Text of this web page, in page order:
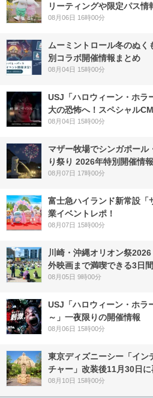
リーティングや限定パス情
08月06日 16時00分
ムーミントロール冬のぬ
別コラボ開催情報まとめ
08月04日 15時00分
USJ「ハロウィーン・ホラ
大の恐怖へ！スペシャル
08月04日 15時00分
マザー牧場でシンガポー
り祭り 2026年特別開催情報
08月07日 17時00分
富士急ハイランド新常設「
業イベントレポ！
08月07日 15時00分
川崎・沖縄オリオン祭
外映画まで満喫できる3日間
08月05日 9時00分
USJ「ハロウィーン・ホラ
～」一夜限りの開催情報
08月06日 15時00分
東京ディズニーシー「イン
チャー」改装後11月30日に
08月10日 15時00分